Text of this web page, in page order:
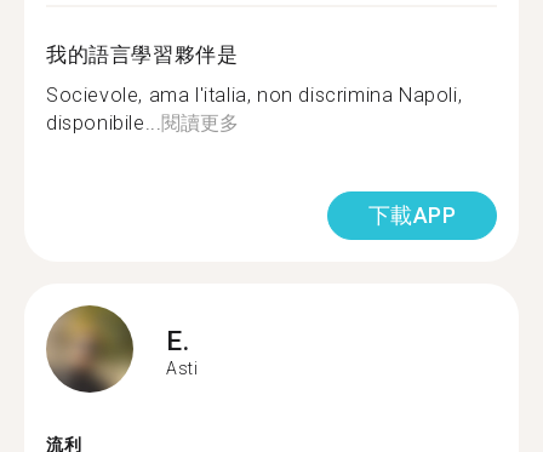
我的語言學習夥伴是
Socievole, ama l'italia, non discrimina Napoli,
disponibile...閱讀更多
下載APP
E.
Asti
流利